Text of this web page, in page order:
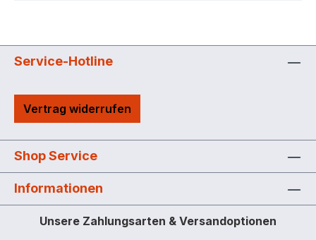
Service-Hotline
Vertrag widerrufen
Shop Service
Informationen
Unsere Zahlungsarten & Versandoptionen